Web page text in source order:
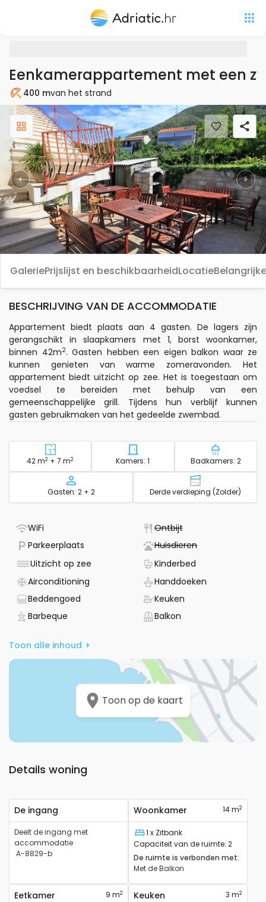
Eenkamerappartement met een
Strand400 mvan het strand
Previous Next
GaleriePrijslijst en beschikbaarheidLocatie
BESCHRIJVING VAN DE ACCOMMODATIE
Appartement biedt plaats aan 4 gasten. De lagers zijn
gerangschikt in slaapkamers met 1, borst woonkamer,
binnen 42m2. Gasten hebben een eigen balkon waar ze
kunnen genieten van warme zomeravonden. Het
appartement biedt uitzicht op zee. Het is toegestaan ​​om
voedsel te bereiden met behulp van een
gemeenschappelijke grill. Tijdens hun verblijf kunnen
gasten gebruikmaken van het gedeelde zwembad.
Gebied - accommodatie
42 m2 + 7 m2 Aantal slaapkamers -
Kamers: 1 Aantal
Badkamers: 2
Capaciteit
Gasten: 2 + 2 Verdieping -
Derde verdieping (Zolder)
WiFi Ontbijt- Niet beschikbaar
Parkeerplaats - Parkeergelegenheid beschikbaar
Huisdieren- Niet
Uitzicht op zee - Accommodatie - uitzicht op zee
Kinderbed
Airconditioning - Het beschikt over airconditioning
Handdoeken
Beddengoed - Linnengoed voorzien
Keuken
Barbeque - Het heeft een grill Balkon
Toon alle inhoud
Toon op de kaart
Details woning
De ingang
Deelt de ingang met
accommodatie
A-8829-b
Woonkamer 14 m2
Slaapplaats
1 x Zitbank
Capaciteit van de ruimte: 2
De ruimte is verbonden met:
Met deBalkon
Eetkamer 9 m2 Keuken 3 m2